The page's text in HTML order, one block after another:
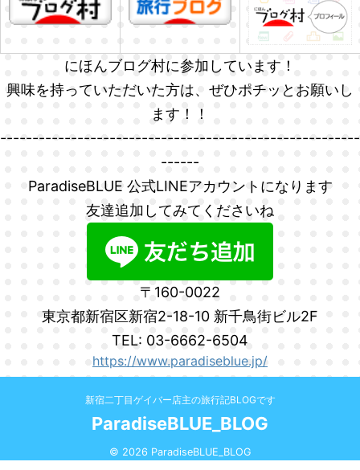
にほんブログ村に参加しています！
興味を持っていただいた方は、ぜひポチッとお願いし
ます！！
--------------------------------------------------------
------
ParadiseBLUE 公式LINEアカウントになります
友達追加してみてくださいね
〒160-0022
東京都新宿区新宿2-18-10 新千鳥街ビル2F
TEL: 03-6662-6504
https://www.paradiseblue.jp/
新宿二丁目ゲイバー店主の旅行記BLOGです
ParadiseBLUE_BLOG
© 2026 ParadiseBLUE_BLOG